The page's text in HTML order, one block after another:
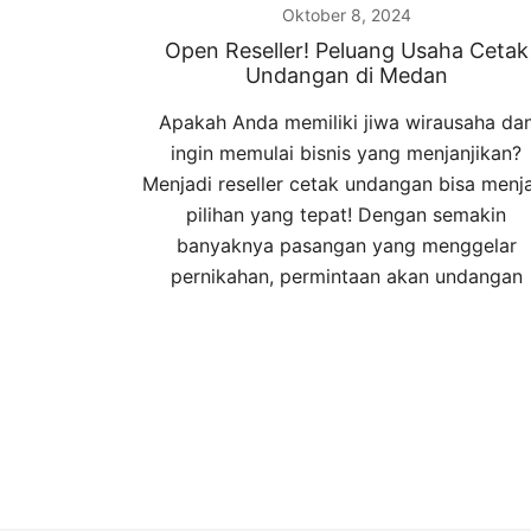
Oktober 8, 2024
Open Reseller! Peluang Usaha Cetak
Undangan di Medan
Apakah Anda memiliki jiwa wirausaha
ingin memulai bisnis yang menjanjikan?
Menjadi reseller cetak undangan bisa
pilihan yang tepat! Dengan semakin
banyaknya pasangan yang menggelar
pernikahan, permintaan akan undangan